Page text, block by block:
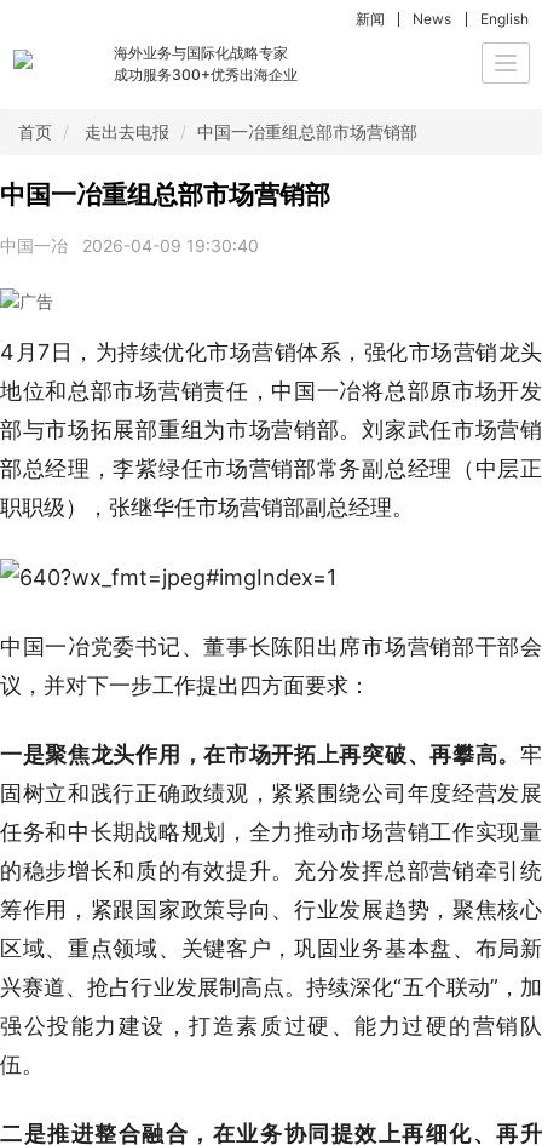
海外业务与国际化战略专家
成功服务300+优秀出海企业
新闻 News English
首页 走出去电报 中国一冶重组总部市场营销部
中国一冶重组总部市场营销部
中国一冶 2026-04-09 19:30:40
4月7日，为持续优化市场营销体系，强化市场营销龙头
地位和总部市场营销责任，中国一冶将总部原市场开发
部与市场拓展部重组为市场营销部。刘家武任市场营销
部总经理，李紫绿任市场营销部常务副总经理（中层正
职职级），张继华任市场营销部副总经理。
中国一冶党委书记、董事长陈阳出席市场营销部干部会
议，并对下一步工作提出四方面要求：
一是聚焦龙头作用，在市场开拓上再突破、再攀高。 牢
固树立和践行正确政绩观，紧紧围绕公司年度经营发展
任务和中长期战略规划，全力推动市场营销工作实现量
的稳步增长和质的有效提升。充分发挥总部营销牵引统
筹作用，紧跟国家政策导向、行业发展趋势，聚焦核心
区域、重点领域、关键客户，巩固业务基本盘、布局新
兴赛道、抢占行业发展制高点。持续深化“五个联动”，加
强公投能力建设，打造素质过硬、能力过硬的营销队
伍。
二是推进整合融合，在业务协同提效上再细化、再升